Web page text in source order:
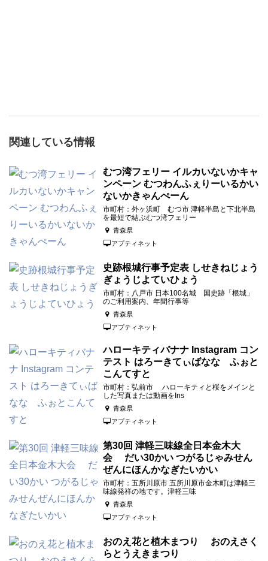
関連している情報
むつ湾フェリー イルカいないかキャ
ンペーン むつわんふぇりーいるかい
ないかきゃんぺーん
市町村：外ヶ浜町 むつ市 津軽半島と下北半島
を最短で結ぶむつ湾フェリー
青森県
アプティネット
史跡根城行事予定表 しせきねじょう
ぎょうじよていひょう
市町村：八戸市 日本100名城 国史跡「根城」
のご利用案内、年間行事等
青森県
アプティネット
ハローキティバナナ Instagram コン
テスト はろーきてぃばなな ふぉと
こんてすと
市町村：弘前市 ハローキティと桜をメインと
した写真または動画をIns
青森県
アプティネット
第30回 津軽三味線全日本金木大
会 だい30かい つがるじゃみせん
ぜんにほんかなぎたいかい
市町村：五所川原市 五所川原市金木町は津軽三
味線発祥の地です。津軽三味
青森県
アプティネット
おのえ花と植木まつり おのえさく
らとうえきまつり